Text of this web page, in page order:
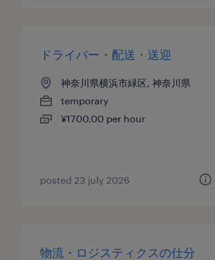
ドライバー・配送・送迎
神奈川県横浜市緑区, 神奈川県
temporary
¥1700.00 per hour
posted 23 july 2026
物流・ロジスティクスの仕分